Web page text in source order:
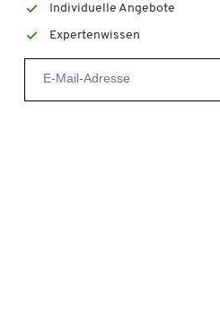
Individuelle Angebote
Expertenwissen